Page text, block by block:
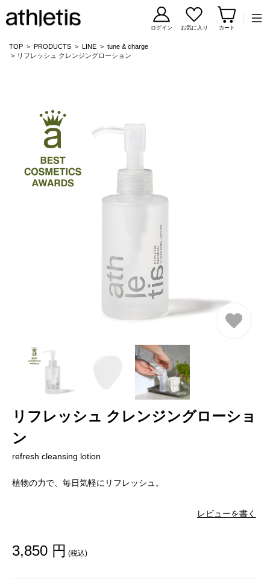
コンテンツに移動
ログイン お気に入り カート
TOP PRODUCTS LINE
tune & charge
リフレッシュ クレンジングローション
リフレッシュ クレンジングローショ
ン
refresh cleansing lotion
植物の力で、毎日気軽にリフレッシュ。
レビューを書く
3,850 円 (税込)